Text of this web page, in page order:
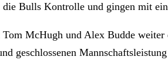
Bulls Kontrolle und gingen mit
McHugh und Alex Budde weiter
geschlossenen